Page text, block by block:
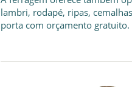
lambri, rodapé, ripas,
porta com orçamento gratuito.